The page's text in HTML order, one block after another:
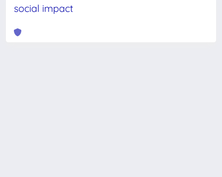
social impact